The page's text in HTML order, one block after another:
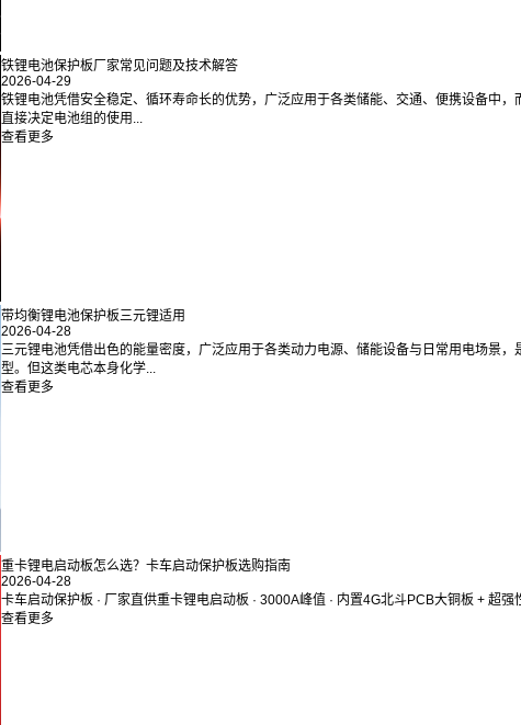
铁锂电池保护板厂家常见问题及技术解答
2026-04-29
铁锂电池凭借安全稳定、循环寿命长的优势，广泛应用于各类储能、交通、便携设备中，
直接决定电池组的使用...
查看更多
带均衡锂电池保护板三元锂适用
2026-04-28
三元锂电池凭借出色的能量密度，广泛应用于各类动力电源、储能设备与日常用电场景
型。但这类电芯本身化学...
查看更多
重卡锂电启动板怎么选？卡车启动保护板选购指南
2026-04-28
卡车启动保护板 · 厂家直供重卡锂电启动板 · 3000A峰值 · 内置4G北斗PCB大铜板 + 超
查看更多